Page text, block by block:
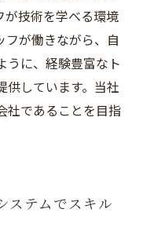
が技術を学べる環境
フが働きながら、自
うに、経験豊富なト
供しています。当社
社であることを目指
テムでスキル